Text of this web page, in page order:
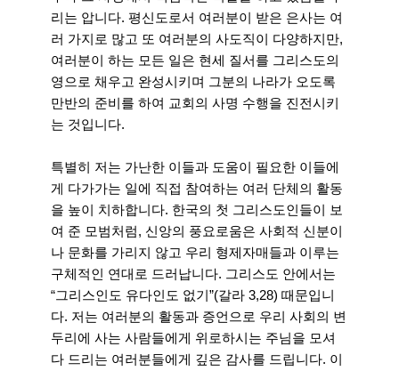
리는 압니다. 평신도로서 여러분이 받은 은사는 여
러 가지로 많고 또 여러분의 사도직이 다양하지만,
여러분이 하는 모든 일은 현세 질서를 그리스도의
영으로 채우고 완성시키며 그분의 나라가 오도록
만반의 준비를 하여 교회의 사명 수행을 진전시키
는 것입니다.
특별히 저는 가난한 이들과 도움이 필요한 이들에
게 다가가는 일에 직접 참여하는 여러 단체의 활동
을 높이 치하합니다. 한국의 첫 그리스도인들이 보
여 준 모범처럼, 신앙의 풍요로움은 사회적 신분이
나 문화를 가리지 않고 우리 형제자매들과 이루는
구체적인 연대로 드러납니다. 그리스도 안에서는
“그리스인도 유다인도 없기”(갈라 3,28) 때문입니
다. 저는 여러분의 활동과 증언으로 우리 사회의 변
두리에 사는 사람들에게 위로하시는 주님을 모셔
다 드리는 여러분들에게 깊은 감사를 드립니다. 이